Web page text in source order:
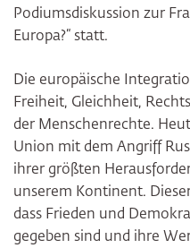
Podiumsdiskussion zur
Europa?“ statt.
Die europäische
Freiheit, Gleichheit,
der Menschenrechte.
Union mit dem Angriff
ihrer größten
unserem Kontinent.
dass Frieden und
gegeben sind und ihre